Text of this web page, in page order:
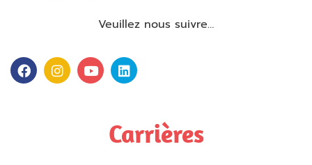
Veuillez nous suivre…
Carrières